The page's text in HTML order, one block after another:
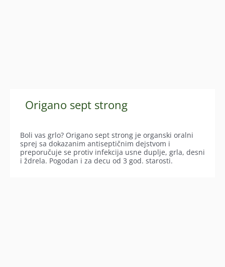
Origano sept strong
Boli vas grlo? Origano sept strong je organski oralni
sprej sa dokazanim antiseptičnim dejstvom i
preporučuje se protiv infekcija usne duplje, grla, desni
i ždrela. Pogodan i za decu od 3 god. starosti.